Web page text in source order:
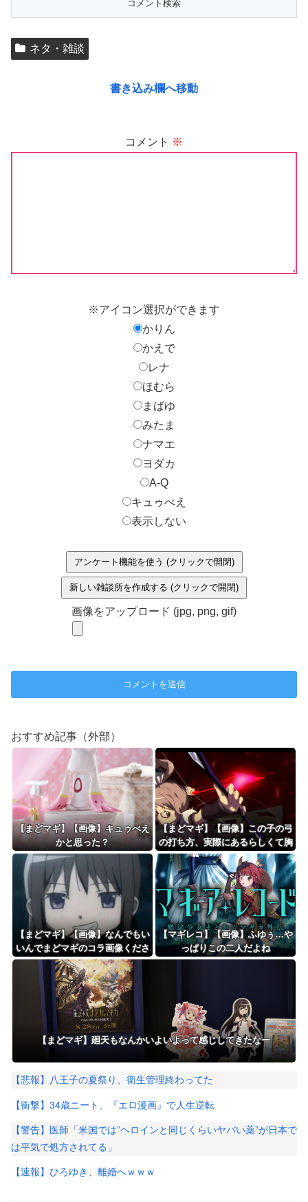
ネタ・雑談
書き込み欄へ移動
コメント ※
※アイコン選択ができます
かりん
かえで
レナ
ほむら
まばゆ
みたま
ナマエ
ヨダカ
A-Q
キュゥべえ
表示しない
アンケート機能を使う (クリックで開閉)
新しい雑談所を作成する (クリックで開閉)
画像をアップロード (jpg, png, gif)
おすすめ記事（外部）
【まどマギ】【画像】キュゥべえ
かと思った？
【まどマギ】【画像】この子の弓
の打ち方、実際にあるらしくて胸
熱
【まどマギ】【画像】なんでもい
いんでまどマギのコラ画像くださ
い
【マギレコ】【画像】ふゆぅ…や
っぱりこの二人だよね
【まどマギ】廻天もなんかいよいよって感じしてきたなー
【悲報】八王子の夏祭り、衛生管理終わってた
【衝撃】34歳ニート、『エロ漫画』で人生逆転
【警告】医師「米国では”ヘロインと同じくらいヤバい薬”が日本で
は平気で処方されてる」
【速報】ひろゆき、離婚へｗｗｗ